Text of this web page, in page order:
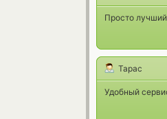
Просто
Тарас
Удобный